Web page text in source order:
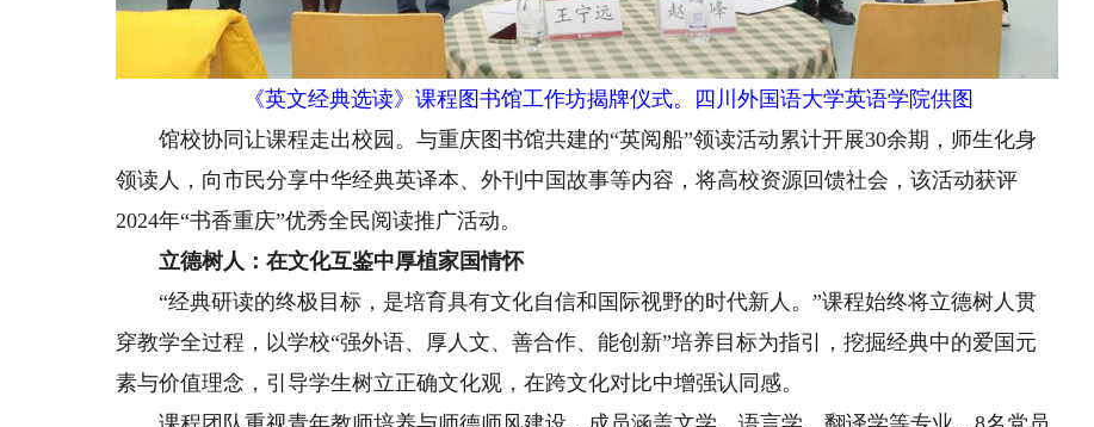
《英文经典选读》课程图书馆工作坊揭牌仪式。四川外国语大学英语学院供图
馆校协同让课程走出校园。与重庆图书馆共建的“英阅船”领读活动累计开展30余期，师生化身
领读人，向市民分享中华经典英译本、外刊中国故事等内容，将高校资源回馈社会，该活动获评
2024年“书香重庆”优秀全民阅读推广活动。
立德树人：在文化互鉴中厚植家国情怀
“经典研读的终极目标，是培育具有文化自信和国际视野的时代新人。”课程始终将立德树人贯
穿教学全过程，以学校“强外语、厚人文、善合作、能创新”培养目标为指引，挖掘经典中的爱国元
素与价值理念，引导学生树立正确文化观，在跨文化对比中增强认同感。